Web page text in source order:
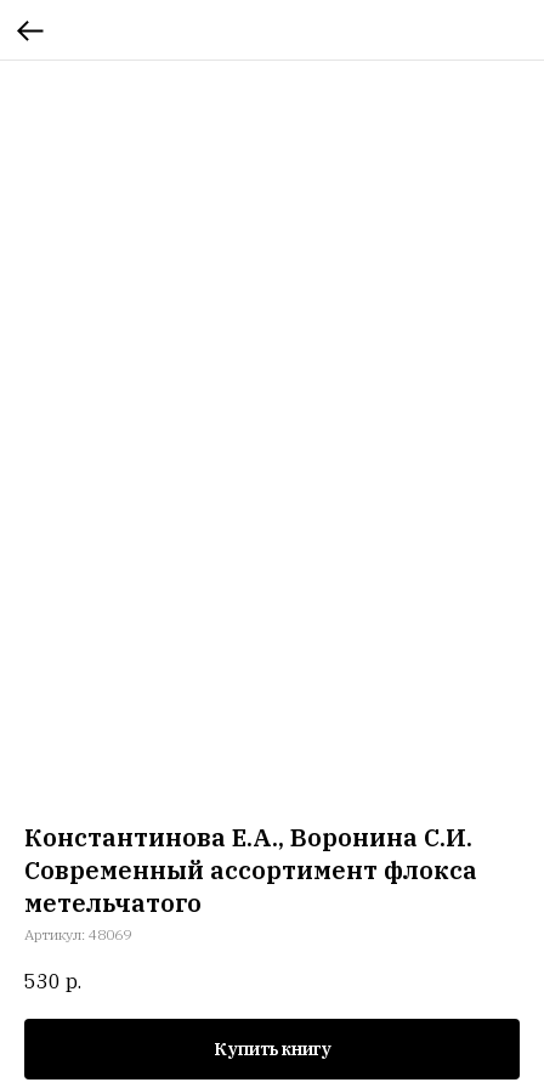
Константинова Е.А., Воронина С.И.
Современный ассортимент флокса
метельчатого
Артикул: 48069
530 р.
Купить книгу